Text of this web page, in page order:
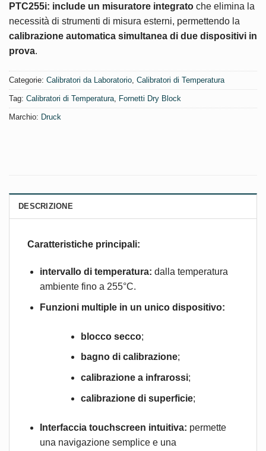
PTC255i: include un misuratore integrato che elimina la
necessità di strumenti di misura esterni, permettendo la
calibrazione automatica simultanea di due dispositivi in
prova. ​
Categorie: Calibratori da Laboratorio Calibratori di Temperatura
Tag: Calibratori di Temperatura Fornetti Dry Block
Marchio: Druck
DESCRIZIONE
Caratteristiche principali:
intervallo di temperatura: dalla temperatura
ambiente fino a 255°C. ​
Funzioni multiple in un unico dispositivo:
blocco secco;
bagno di calibrazione;
calibrazione a infrarossi;
calibrazione di superficie;
Interfaccia touchscreen intuitiva: permette
una navigazione semplice e una